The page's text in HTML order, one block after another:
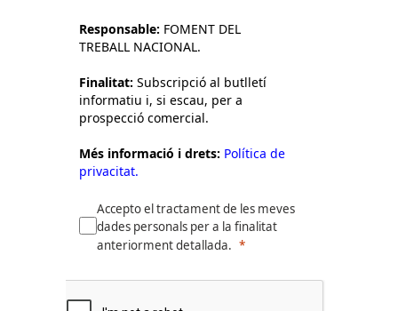
Responsable: FOMENT DEL
TREBALL NACIONAL.
Finalitat: Subscripció al butlletí
informatiu i, si escau, per a
prospecció comercial.
Més informació i drets: Política de
privacitat.
Accepto el tractament de les meves
dades personals per a la finalitat
anteriorment detallada.